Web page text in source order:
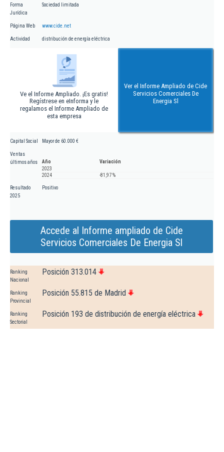
Forma
Jurídica
Sociedad limitada
Página Web www.cide.net
Actividad distribución de energía eléctrica
Ve el Informe Ampliado. ¡Es gratis!
Regístrese en eInforma y le
regalamos el Informe Ampliado de
esta empresa
Ver el Informe Ampliado de Cide
Servicios Comerciales De
Energia Sl
Capital Social Mayor de 60.000 €
Ventas
últimos años
Año
Variación
2023
2024
-81,97 %
Resultado
2025
Positivo
Accede al Informe ampliado de Cide
Servicios Comerciales De Energia Sl
Ranking
Nacional
Posición 313.014
Ranking
Provincial
Posición 55.815 de Madrid
Ranking
Sectorial
Posición 193 de distribución de energía eléctrica